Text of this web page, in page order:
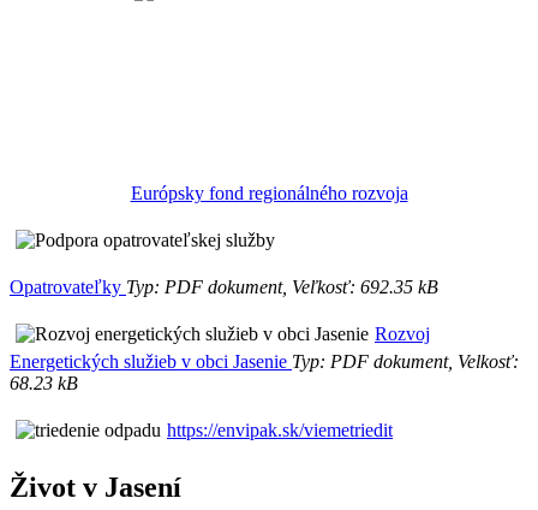
Európsky fond regionálného rozvoja
Opatrovateľky Typ: PDF dokument, Veľkosť: 692.35 kB
Rozvoj
Energetických služieb v obci Jasenie Typ: PDF dokument, Velkosť:
68.23 kB
https://envipak.sk/viemetriedit
Život v Jasení